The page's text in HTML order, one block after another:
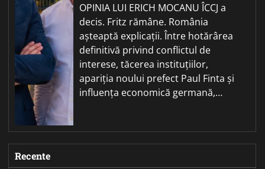
OPINIA LUI ERICH MOCANU ÎCCJ a
decis. Fritz rămâne. România
așteaptă explicații. Între hotărârea
definitivă privind conflictul de
interese, tăcerea instituțiilor,
apariția noului prefect Paul Finta și
influența economică germană,…
Recente